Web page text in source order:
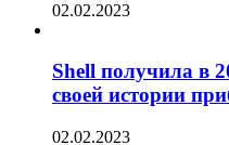
02.02.2023
Shell получила в
своей истории
02.02.2023